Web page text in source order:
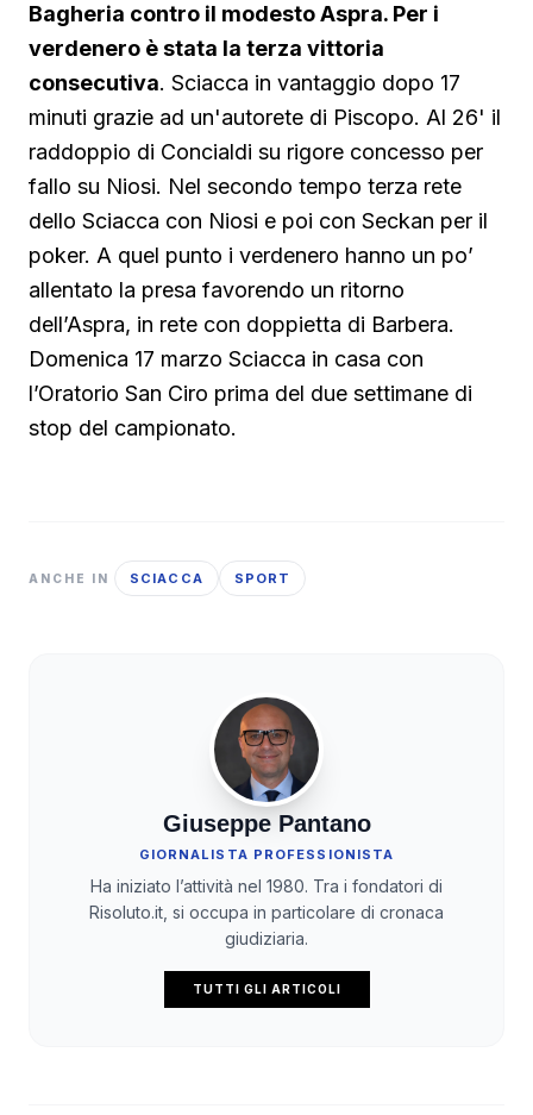
Bagheria contro il modesto Aspra. Per i
verdenero è stata la terza vittoria
consecutiva. Sciacca in vantaggio dopo 17
minuti grazie ad un'autorete di Piscopo. Al 26' il
raddoppio di Concialdi su rigore concesso per
fallo su Niosi. Nel secondo tempo terza rete
dello Sciacca con Niosi e poi con Seckan per il
poker. A quel punto i verdenero hanno un po’
allentato la presa favorendo un ritorno
dell’Aspra, in rete con doppietta di Barbera.
Domenica 17 marzo Sciacca in casa con
l’Oratorio San Ciro prima del due settimane di
stop del campionato.
ANCHE IN SCIACCA SPORT
Giuseppe Pantano
GIORNALISTA PROFESSIONISTA
Ha iniziato l’attività nel 1980. Tra i fondatori di
Risoluto.it, si occupa in particolare di cronaca
giudiziaria.
TUTTI GLI ARTICOLI